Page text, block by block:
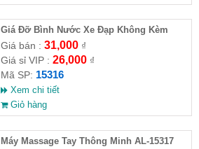
Giá Đỡ Bình Nước Xe Đạp Không Kèm
Khung Đỡ
Giá bán : 31,000₫
Giá sỉ VIP : 26,000₫
Mã SP: 15316
Xem chi tiết
Giỏ hàng
Máy Massage Tay Thông Minh AL-15317